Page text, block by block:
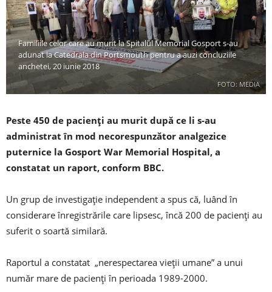
FOTO: MEDIA
Familiile celor care au murit la Spitalul Memorial Gosport s-au
adunat la Catedrala din Portsmouth pentru a auzi concluziile
anchetei, 20 iunie 2018
Peste 450 de pacienți au murit după ce li s-au
administrat în mod necorespunzător analgezice
puternice la Gosport War Memorial Hospital, a
constatat un raport, conform BBC.
Un grup de investigație independent a spus că, luând în
considerare înregistrările care lipsesc, încă 200 de pacienți au
suferit o soartă similară.
Raportul a constatat „nerespectarea vieții umane” a unui
număr mare de pacienți în perioada 1989-2000.